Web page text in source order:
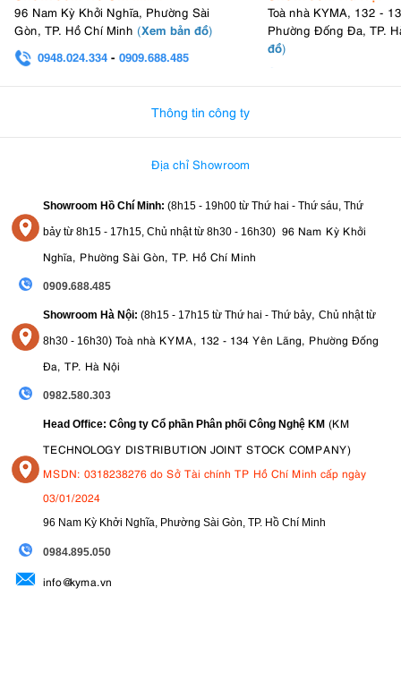
96 Nam Kỳ Khởi Nghĩa, Phường Sài
Gòn, TP. Hồ Chí Minh (Xem bản đồ)
0948.024.334 - 0909.688.485
Toà nhà KYMA, 132 -
Phường Đống Đa, TP.
đồ)
Thông tin công ty
Địa chỉ Showroom
Showroom Hồ Chí Minh: (8h15 - 19h00 từ Thứ hai - Thứ sáu, Thứ
bảy từ 8h15 - 17h15, Chủ nhật từ 8h30 - 16h30) 96 Nam Kỳ Khởi
Nghĩa, Phường Sài Gòn, TP. Hồ Chí Minh
0909.688.485
Showroom Hà Nội: (8h15 - 17h15 từ Thứ hai - Thứ bảy, Chủ nhật từ
8h30 - 16h30) Toà nhà KYMA, 132 - 134 Yên Lãng, Phường Đống
Đa, TP. Hà Nội
0982.580.303
Head Office: Công ty Cổ phần Phân phối Công Nghệ KM (KM
TECHNOLOGY DISTRIBUTION JOINT STOCK COMPANY)
MSDN: 0318238276 do Sở Tài chính TP Hồ Chí Minh cấp ngày
03/01/2024
96 Nam Kỳ Khởi Nghĩa, Phường Sài Gòn, TP. Hồ Chí Minh
0984.895.050
info@kyma.vn